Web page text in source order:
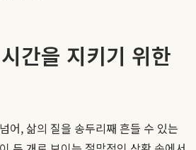
간을 지키기 위한
어, 삶의 질을 송두리째 흔들 수 있는